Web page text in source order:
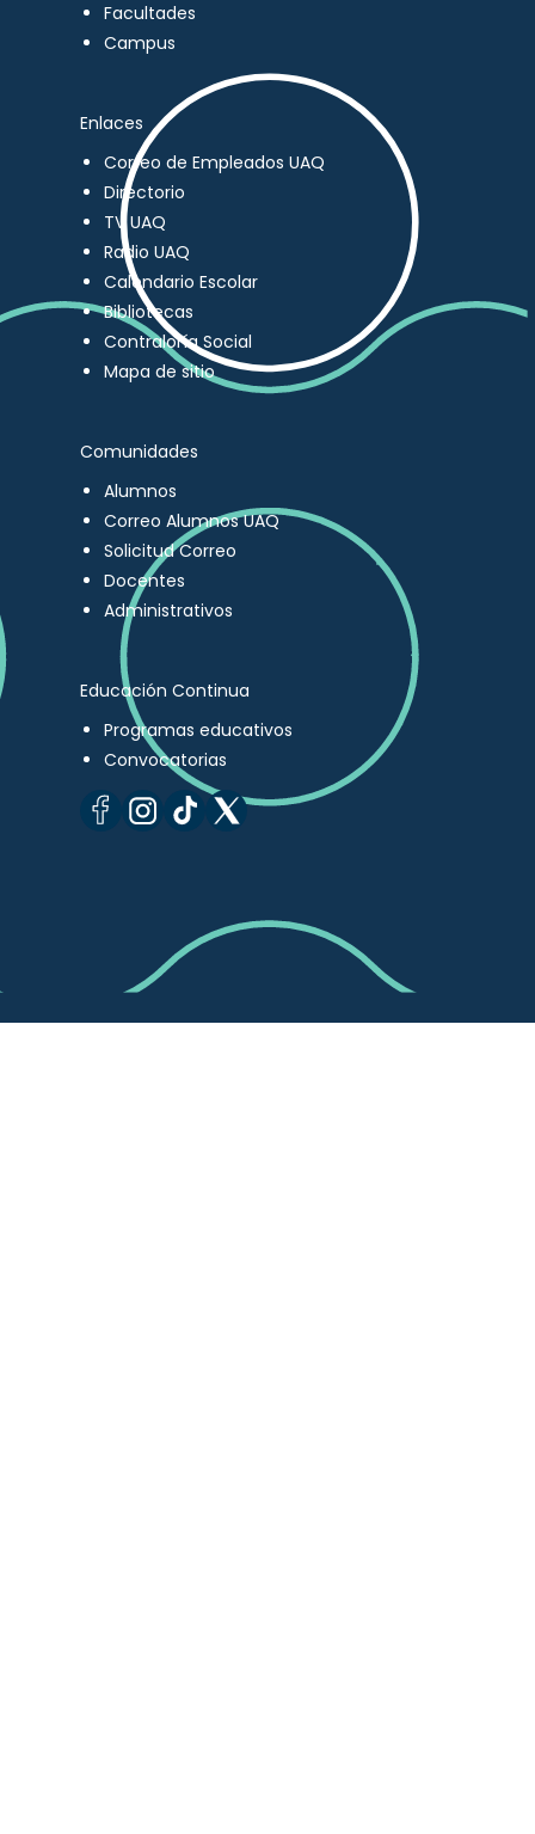
Facultades
Campus
Enlaces
Correo de Empleados UAQ
Directorio
TV UAQ
Radio UAQ
Calendario Escolar
Bibliotecas
Contraloría Social
Mapa de sitio
Comunidades
Alumnos
Correo Alumnos UAQ
Solicitud Correo
Docentes
Administrativos
Educación Continua
Programas educativos
Convocatorias